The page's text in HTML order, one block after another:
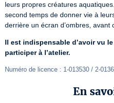
leurs propres créatures
second temps de donner vie à
derrière un écran d’ombres,
Il est indispensable d’avoir vu
participer à l’atelier.
Numéro de licence : 1-013530 / 2-
En